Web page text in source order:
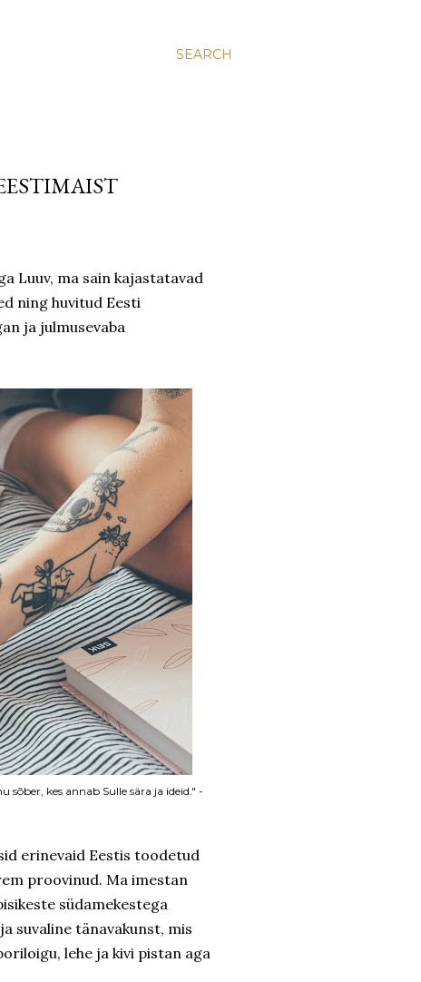
SEARCH
Luuv, ma sain kajastatavad
ning huvitud Eesti
ja julmusevaba
sõber, kes annab Sulle sära ja ideid." -
erinevaid Eestis toodetud
proovinud. Ma imestan
südamekestega
suvaline tänavakunst, mis
lehe ja kivi pistan aga